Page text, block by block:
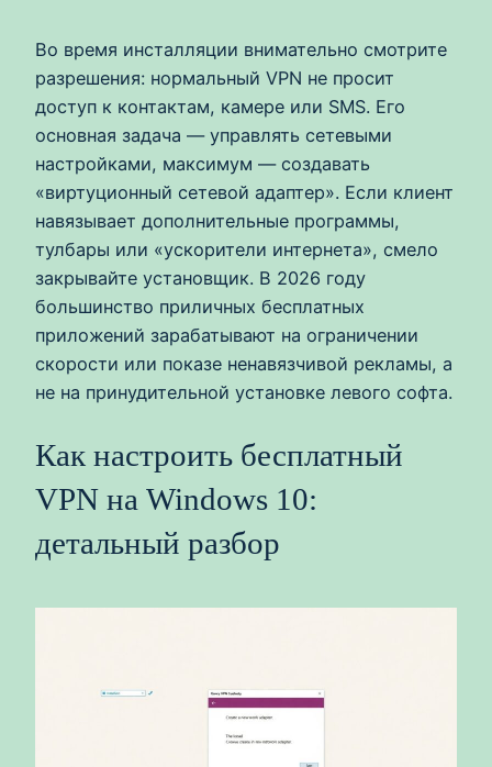
Во время инсталляции внимательно смотрите
разрешения: нормальный VPN не просит
доступ к контактам, камере или SMS. Его
основная задача — управлять сетевыми
настройками, максимум — создавать
«виртуционный сетевой адаптер». Если клиент
навязывает дополнительные программы,
тулбары или «ускорители интернета», смело
закрывайте установщик. В 2026 году
большинство приличных бесплатных
приложений зарабатывают на ограничении
скорости или показе ненавязчивой рекламы, а
не на принудительной установке левого софта.
Как настроить бесплатный
VPN на Windows 10:
детальный разбор